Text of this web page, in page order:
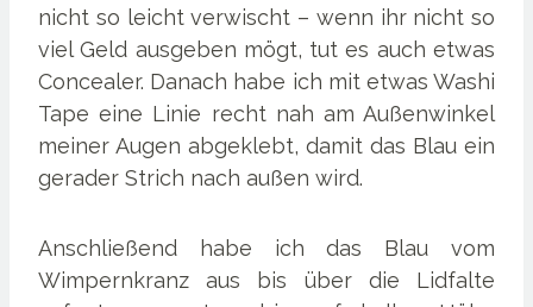
nicht so leicht verwischt – wenn ihr nicht so
viel Geld ausgeben mögt, tut es auch etwas
Concealer. Danach habe ich mit etwas Washi
Tape eine Linie recht nah am Außenwinkel
meiner Augen abgeklebt, damit das Blau ein
gerader Strich nach außen wird.
Anschließend habe ich das Blau vom
Wimpernkranz aus bis über die Lidfalte